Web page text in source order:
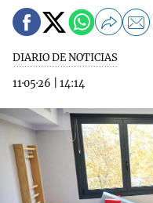
DIARIO DE NOTICIAS
11·05·26
14:14